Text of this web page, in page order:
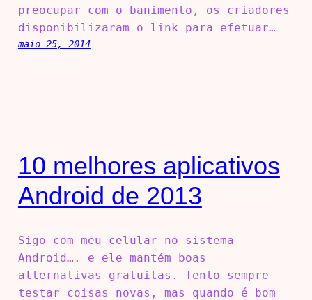
preocupar com o banimento, os criadores
disponibilizaram o link para efetuar…
maio 25, 2014
10 melhores aplicativos
Android de 2013
Sigo com meu celular no sistema
Android…. e ele mantém boas
alternativas gratuitas. Tento sempre
testar coisas novas, mas quando é bom